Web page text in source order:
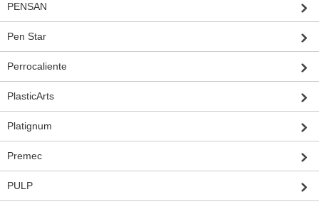
PENSAN
Pen Star
Perrocaliente
PlasticArts
Platignum
Premec
PULP